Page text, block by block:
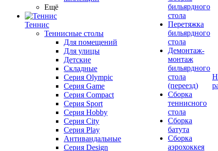
Ещё
Теннис
Теннисные столы
Для помещений
Для улицы
Детские
Складные
Серия Olympic
Серия Game
Серия Compact
Серия Sport
Серия Hobby
Серия City
Серия Play
Антивандальные
Серия Design
бильярдного
стола
Перетяжка
бильярдного
стола
Демонтаж-
монтаж
бильярдного
стола
(переезд)
Сборка
теннисного
стола
Сборка
батута
Сборка
аэрохоккея